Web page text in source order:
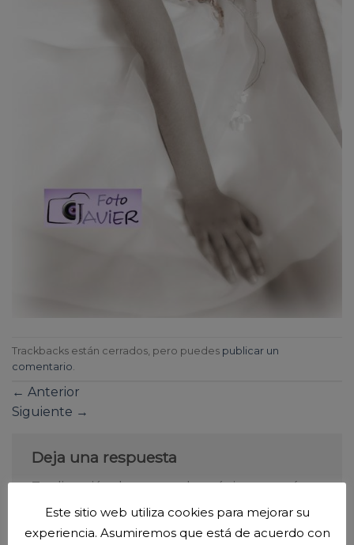
Trackbacks están cerrados, pero puedes publicar un
comentario
← Anterior
Siguiente →
Deja una respuesta
Tu dirección de correo electrónico no será
publicada.
Los campos obligatorios están
marcados con
Este sitio web utiliza cookies para mejorar su
experiencia. Asumiremos que está de acuerdo con